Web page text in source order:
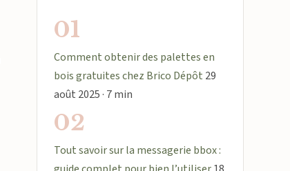
01
Comment obtenir des palettes en
bois gratuites chez Brico Dépôt 29
août 2025 · 7 min
02
Tout savoir sur la messagerie bbox :